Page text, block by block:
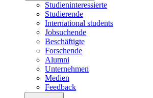
Studieninteressierte
Studierende
International students
Jobsuchende
Beschäftigte
Forschende
Alumni
Unternehmen
Medien
Feedback